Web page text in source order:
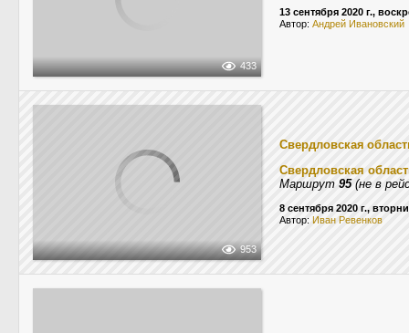
433
13 сентября 2020 г.,
Автор: Андрей Ивановский
953
Свердловская
Свердловская
Маршрут 95(не в
8 сентября 2020 г.,
Автор: Иван Ревенков